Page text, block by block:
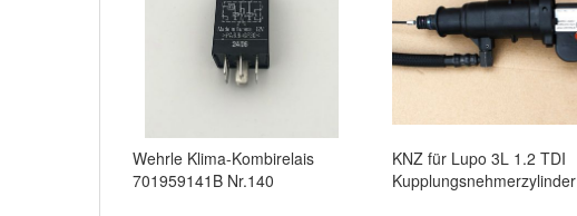
Wehrle Klima-Kombirelais
701959141B Nr.140
KNZ für Lupo 3L 1.2 TDI
Kupplungsnehmerzylinder